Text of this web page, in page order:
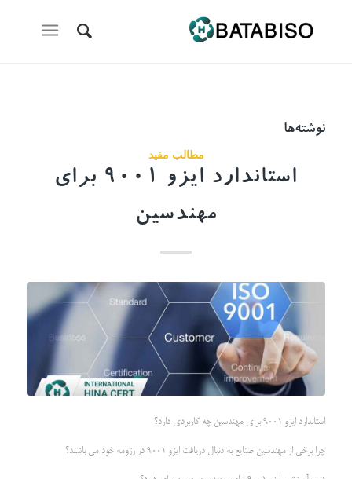
نوشته‌ها
مطالب مفید
استاندارد ایزو 9001 برای
مهندسین
استاندارد ایزو 9001 برای مهندسین چه کاربردی دارد؟
چرا برخی از مهندسین صنایع به دنبال دریافت ایزو 9001 در رزومه خود می باشند؟